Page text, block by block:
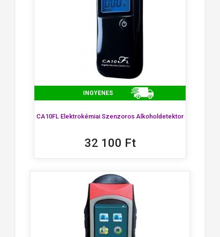
INGYENES
CA10FL Elektrokémiai Szenzoros Alkoholdetektor
32 100 Ft